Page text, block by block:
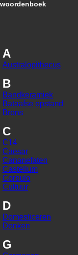
woordenboek
A
Australopithecus
B
Bandkeramiek
Bataafse opstand
Brons
C
C14
Caesar
Cananefaten
Castellum
Corbulo
Cultuur
D
Domesticeren
Donken
G